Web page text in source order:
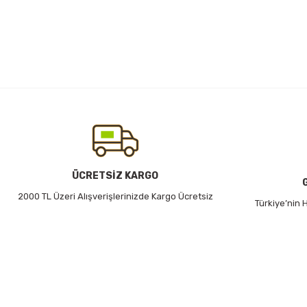
Ürün bilgilerinde hatalar bulunuyor.
Ürün fiyatı diğer sitelerden daha pahalı.
Bu ürüne benzer farklı alternatifler olmalı.
ÜCRETSİZ KARGO
2000 TL Üzeri Alışverişlerinizde Kargo Ücretsiz
Türkiye’nin